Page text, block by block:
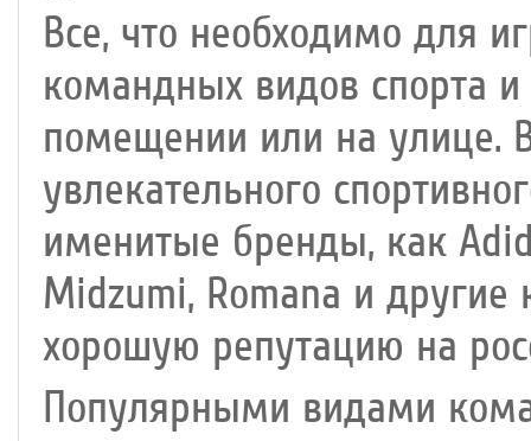
Все, что необходимо для
командных видов спорта
помещении или на улице.
увлекательного
именитые бренды, как
Midzumi, Romana и
хорошую репутацию на
Популярными видами